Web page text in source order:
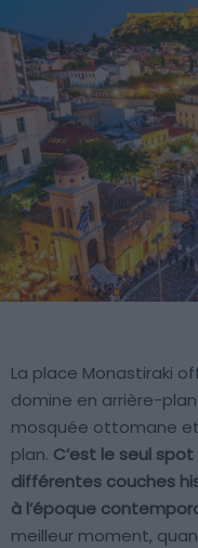
La place Monastiraki
domine en arrière-
mosquée ottomane
plan. C’est le seul
différentes couches
à l’époque
meilleur moment,